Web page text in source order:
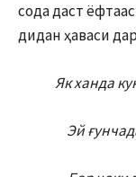
сода даст
дидан ҳаваси
Як ханда
Эй